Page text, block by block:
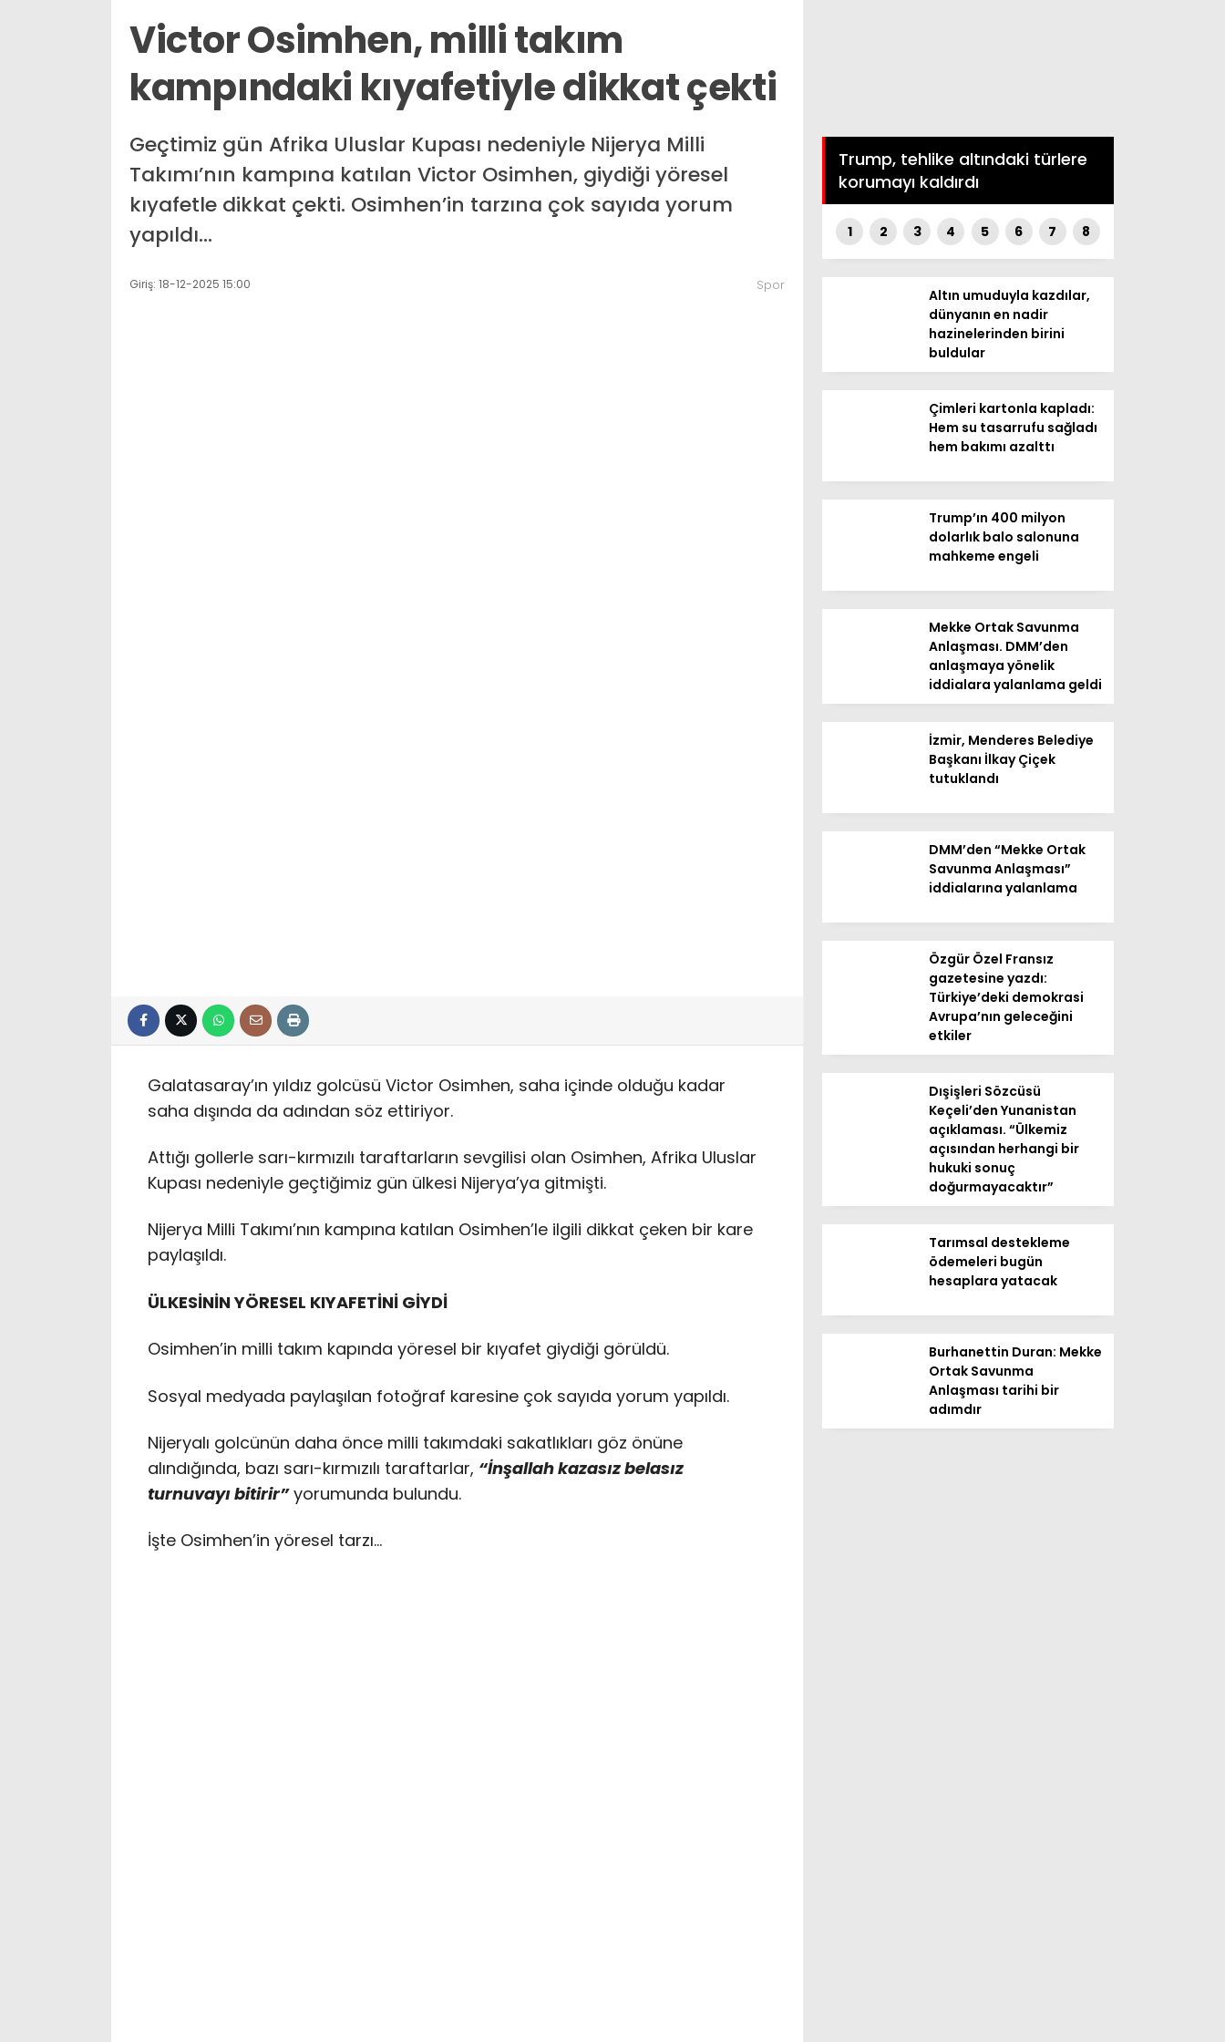
Victor Osimhen, milli takım
kampındaki kıyafetiyle dikkat çekti
Geçtimiz gün Afrika Uluslar Kupası nedeniyle Nijerya Milli
Takımı’nın kampına katılan Victor Osimhen, giydiği yöresel
kıyafetle dikkat çekti. Osimhen’in tarzına çok sayıda yorum
yapıldı…
Giriş: 18-12-2025 15:00 Spor
Galatasaray’ın yıldız golcüsü Victor Osimhen, saha içinde olduğu kadar
saha dışında da adından söz ettiriyor.
Attığı gollerle sarı-kırmızılı taraftarların sevgilisi olan Osimhen, Afrika Uluslar
Kupası nedeniyle geçtiğimiz gün ülkesi Nijerya’ya gitmişti.
Nijerya Milli Takımı’nın kampına katılan Osimhen’le ilgili dikkat çeken bir kare
paylaşıldı.
ÜLKESİNİN YÖRESEL KIYAFETİNİ GİYDİ
Osimhen’in milli takım kapında yöresel bir kıyafet giydiği görüldü.
Sosyal medyada paylaşılan fotoğraf karesine çok sayıda yorum yapıldı.
Nijeryalı golcünün daha önce milli takımdaki sakatlıkları göz önüne
alındığında, bazı sarı-kırmızılı taraftarlar, “İnşallah kazasız belasız
turnuvayı bitirir”yorumunda bulundu.
İşte Osimhen’in yöresel tarzı…
Trump, tehlike altındaki türlere
korumayı kaldırdı
1 2 3 4 5 6 7 8
Altın umuduyla kazdılar,
dünyanın en nadir
hazinelerinden birini
buldular
Çimleri kartonla kapladı:
Hem su tasarrufu sağladı
hem bakımı azalttı
Trump’ın 400 milyon
dolarlık balo salonuna
mahkeme engeli
Mekke Ortak Savunma
Anlaşması. DMM’den
anlaşmaya yönelik
iddialara yalanlama geldi
İzmir, Menderes Belediye
Başkanı İlkay Çiçek
tutuklandı
DMM’den “Mekke Ortak
Savunma Anlaşması”
iddialarına yalanlama
Özgür Özel Fransız
gazetesine yazdı:
Türkiye’deki demokrasi
Avrupa’nın geleceğini
etkiler
Dışişleri Sözcüsü
Keçeli’den Yunanistan
açıklaması. “Ülkemiz
açısından herhangi bir
hukuki sonuç
doğurmayacaktır”
Tarımsal destekleme
ödemeleri bugün
hesaplara yatacak
Burhanettin Duran: Mekke
Ortak Savunma
Anlaşması tarihi bir
adımdır